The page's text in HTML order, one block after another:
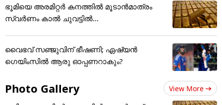
ഭൂമിയെ അരമിറ്റർ കനത്തിൽ മൂടാൻമാത്രം
സ്വർണം കാൽ ചുവട്ടിൽ...
വൈഭവ് സഞ്ജുവിന് ഭീഷണി; ഏഷ്യന്‍
ഗെയിംസില്‍ ആരു ഓപ്പണറാകും?
Photo Gallery View More